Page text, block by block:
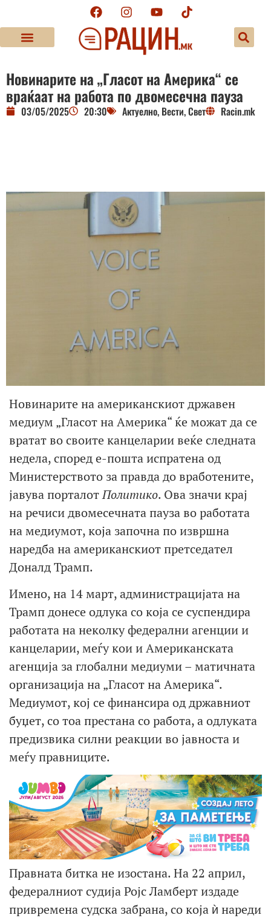
Новинарите на „Гласот на Америка“ се
враќаат на работа по двомесечна пауза
03/05/2025 20:30 Актуелно, Вести,Свет Racin.mk
Новинарите на американскиот државен
медиум „Гласот на Америка“ ќе можат да се
вратат во своите канцеларии веќе следната
недела, според е-пошта испратена од
Министерството за правда до вработените,
јавува порталотПолитико. Ова значи крај
на речиси двомесечната пауза во работата
на медиумот, која започна по извршна
наредба на американскиот претседател
Доналд Трамп.
Имено, на 14 март, администрацијата на
Трамп донесе одлука со која се суспендира
работата на неколку федерални агенции и
канцеларии, меѓу кои и Американската
агенција за глобални медиуми – матичната
организација на „Гласот на Америка“.
Медиумот, кој се финансира од државниот
буџет, со тоа престана со работа, а одлуката
предизвика силни реакции во јавноста и
меѓу правниците.
Правната битка не изостана. На 22 април,
федералниот судија Ројс Ламберт издаде
привремена судска забрана, со која ѝ нареди